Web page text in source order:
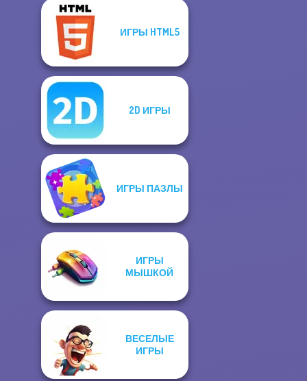
Muscle Clicker 2
ИГРЫ HTML5
2D ИГРЫ
ИГРЫ ПАЗЛЫ
ИГРЫ
МЫШКОЙ
ВЕСЕЛЫЕ
ИГРЫ